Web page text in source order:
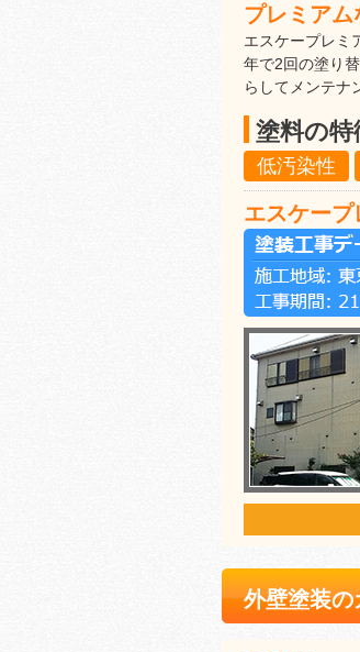
プレミア
エスケープレミ
年で2回の塗り
らしてメンテナ
塗料の特
低汚染性
エスケー
外壁塗装の